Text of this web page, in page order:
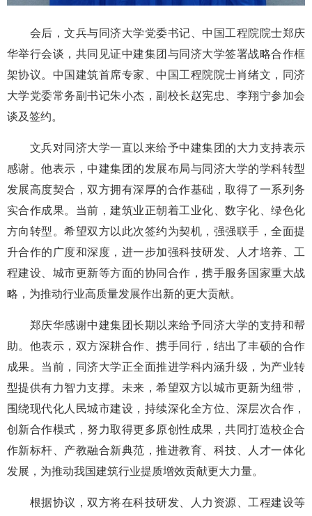
会后，文兵与同济大学党委书记、中国工程院院士郑庆
华举行会谈，共同见证中建集团与同济大学签署战略合作框
架协议。中国建筑首席专家、中国工程院院士肖绪文，同济
大学党委常务副书记朱小杰，副校长赵宪忠、李翔宁参加会
谈及签约。
文兵对同济大学一直以来给予中建集团的大力支持表示
感谢。他表示，中建集团的发展布局与同济大学的学科转型
发展高度契合，双方拥有深厚的合作基础，取得了一系列务
实合作成果。当前，建筑业正朝着工业化、数字化、绿色化
方向转型。希望双方以此次签约为契机，强强联手，全面提
升合作的广度和深度，进一步加强科技研发、人才培养、工
程建设、城市更新等方面的协同合作，携手服务国家重大战
略，为推动行业高质量发展作出新的更大贡献。
郑庆华感谢中建集团长期以来给予同济大学的支持和帮
助。他表示，双方深耕合作、携手同行，结出了丰硕的合作
成果。当前，同济大学正全面推进学科内涵升级，为产业转
型提供有力智力支撑。未来，希望双方以城市更新为纽带，
围绕现代化人民城市建设，持续深化全方位、深层次合作，
创新合作模式，努力取得更多原创性成果，共同打造校企合
作新标杆、产教融合新典范，推进教育、科技、人才一体化
发展，为推动我国建筑行业提质增效贡献更大力量。
根据协议，双方将在科技研发、人力资源、工程建设等